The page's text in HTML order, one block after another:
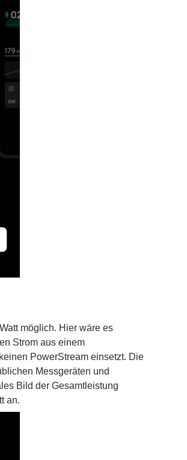
möglich. Hier wäre es
Strom aus einem
PowerStream einsetzt. Die
Messgeräten und
Bild der Gesamtleistung
an.